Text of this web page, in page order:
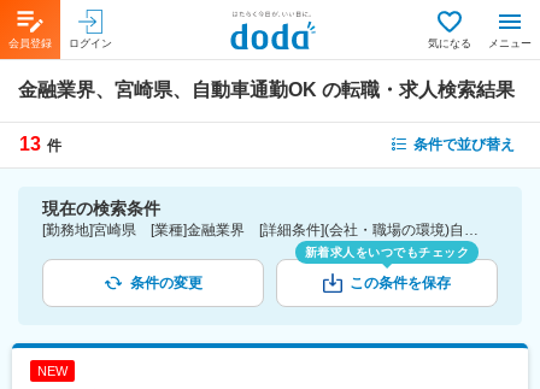
会員登録 ログイン 気になる メニュー
金融業界、宮崎県、自動車通勤OK の転職・求人検索結果
13 件 条件で並び替え
現在の検索条件
[勤務地]宮崎県 [業種]金融業界 [詳細条件](会社・職場の環境)自動車通勤OK
条件の変更
新着求人をいつでもチェック
この条件を保存
NEW